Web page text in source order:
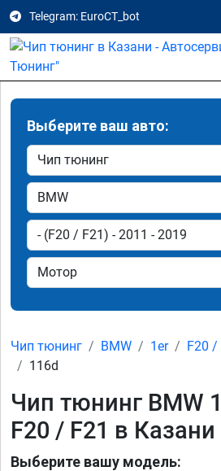
Telegram: EuroCT_bot
Выберите ваш авто:
Чип тюнинг BMW 1er
F20 /
116d
Чип тюнинг BMW
F20 / F21 в Казани
Выберите вашу модель: